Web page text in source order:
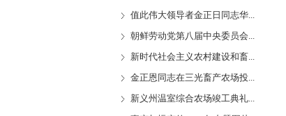
值此伟大领导者金正日同志华...
朝鲜劳动党第八届中央委员会...
新时代社会主义农村建设和畜...
金正恩同志在三光畜产农场投...
新义州温室综合农场竣工典礼...